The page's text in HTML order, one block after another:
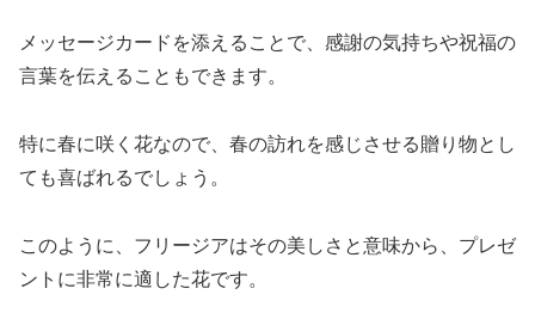
メッセージカードを添えることで、感謝の気持ちや祝福の
言葉を伝えることもできます。
特に春に咲く花なので、春の訪れを感じさせる贈り物とし
ても喜ばれるでしょう。
このように、フリージアはその美しさと意味から、プレゼ
ントに非常に適した花です。